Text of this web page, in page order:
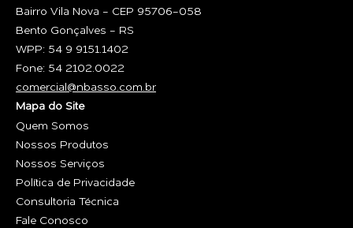
Bairro Vila Nova - CEP 95706-058
Bento Gonçalves - RS
WPP: 54 9 9151.1402
Fone: 54 2102.0022
comercial@nbasso.com.br
Mapa do Site
Quem Somos
Nossos Produtos
Nossos Serviços
Política de Privacidade
Consultoria Técnica
Fale Conosco